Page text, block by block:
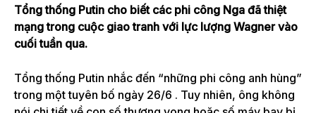
Tổng thống Putin cho biết các phi công Nga đã thiệt
mạng trong cuộc giao tranh với lực lượng Wagner vào
cuối tuần qua.
Tổng thống Putin nhắc đến “những phi công anh hùng”
trong một tuyên bố ngày 26/6 . Tuy nhiên, ông không